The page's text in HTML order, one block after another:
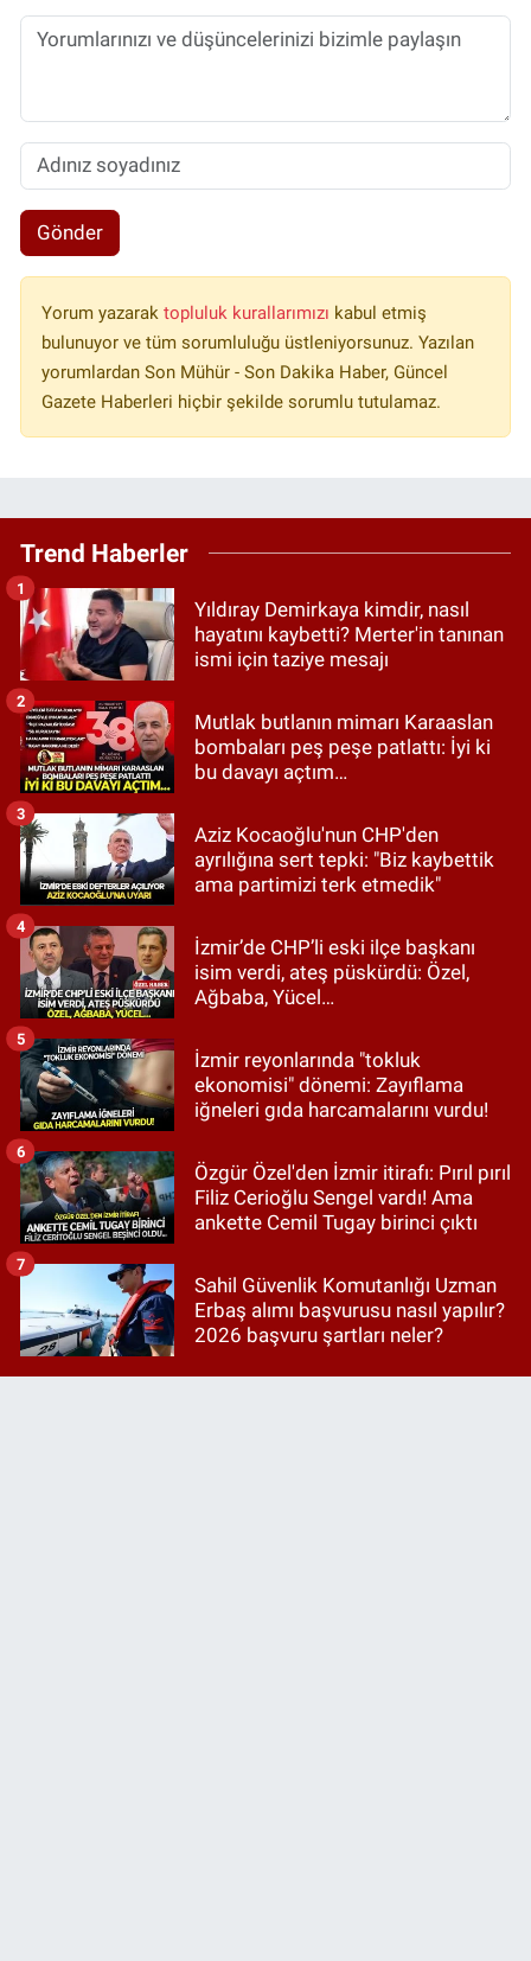
Gönder
Yorum yazarak topluluk kurallarımızı kabul etmiş
bulunuyor ve tüm sorumluluğu üstleniyorsunuz. Yazılan
yorumlardan Son Mühür - Son Dakika Haber, Güncel
Gazete Haberleri hiçbir şekilde sorumlu tutulamaz.
Trend Haberler
Yıldıray Demirkaya kimdir, nasıl
hayatını kaybetti? Merter'in tanınan
ismi için taziye mesajı
1
Mutlak butlanın mimarı Karaaslan
bombaları peş peşe patlattı: İyi ki
bu davayı açtım…
2
Aziz Kocaoğlu'nun CHP'den
ayrılığına sert tepki: "Biz kaybettik
ama partimizi terk etmedik"
3
İzmir’de CHP’li eski ilçe başkanı
isim verdi, ateş püskürdü: Özel,
Ağbaba, Yücel…
4
İzmir reyonlarında "tokluk
ekonomisi" dönemi: Zayıflama
iğneleri gıda harcamalarını vurdu!
5
Özgür Özel'den İzmir itirafı: Pırıl pırıl
Filiz Cerioğlu Sengel vardı! Ama
ankette Cemil Tugay birinci çıktı
6
Sahil Güvenlik Komutanlığı Uzman
Erbaş alımı başvurusu nasıl yapılır?
2026 başvuru şartları neler?
7